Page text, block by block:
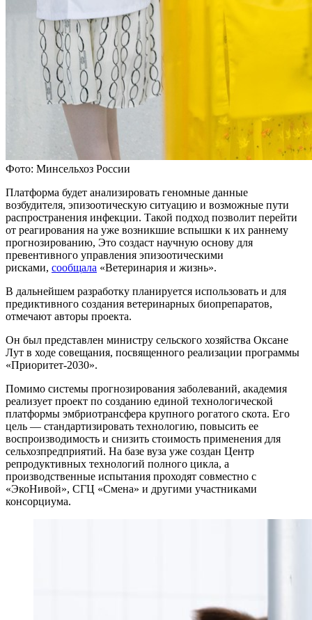
Фото: Минсельхоз России
Платформа будет анализировать геномные данные
возбудителя, эпизоотическую ситуацию и возможные пути
распространения инфекции. Такой подход позволит перейти
от реагирования на уже возникшие вспышки к их раннему
прогнозированию, Это создаст научную основу для
превентивного управления эпизоотическими
рисками, сообщала «Ветеринария и жизнь».
В дальнейшем разработку планируется использовать и для
предиктивного создания ветеринарных биопрепаратов,
отмечают авторы проекта.
Он был представлен министру сельского хозяйства Оксане
Лут в ходе совещания, посвященного реализации программы
«Приоритет-2030».
Помимо системы прогнозирования заболеваний, академия
реализует проект по созданию единой технологической
платформы эмбриотрансфера крупного рогатого скота. Его
цель — стандартизировать технологию, повысить ее
воспроизводимость и снизить стоимость применения для
сельхозпредприятий. На базе вуза уже создан Центр
репродуктивных технологий полного цикла, а
производственные испытания проходят совместно с
«ЭкоНивой», СГЦ «Смена» и другими участниками
консорциума.